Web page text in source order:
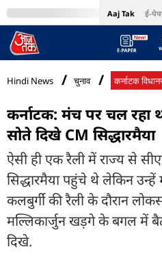
Aaj Tak ई-
MumbaiTak Cosmopolitan
Hindi News चुनाव कर्नाटक
कर्नाटक: मंच पर चल
सोते दिखे CM सिद्धारमैया
ऐसी ही एक रैली में राज्य से
सिद्धारमैया पहुंचे थे लेकिन
कलबुर्गी की रैली के दौरान
मल्लिकार्जुन खड़गे के बगल में
दिखे.